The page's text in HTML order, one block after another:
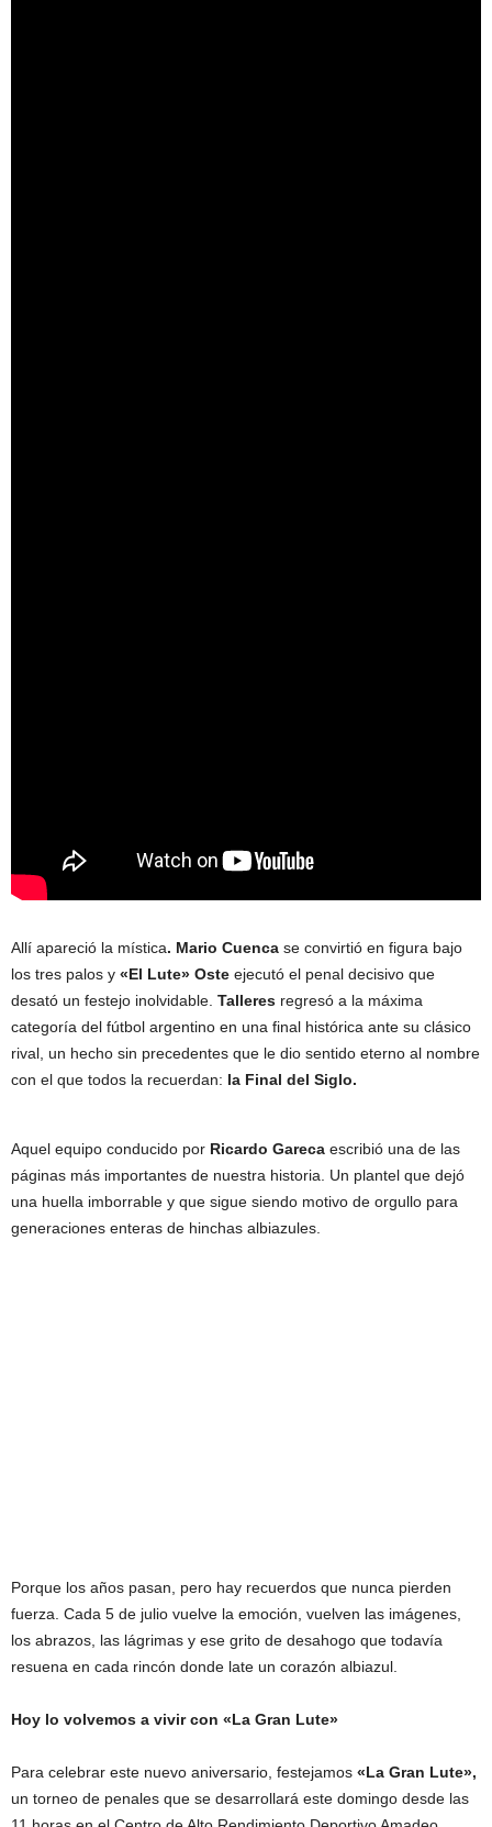
Allí apareció la mística. Mario Cuenca se convirtió en figura bajo
los tres palos y «El Lute» Oste ejecutó el penal decisivo que
desató un festejo inolvidable. Talleres regresó a la máxima
categoría del fútbol argentino en una final histórica ante su clásico
rival, un hecho sin precedentes que le dio sentido eterno al nombre
con el que todos la recuerdan: la Final del Siglo.
Aquel equipo conducido por Ricardo Gareca escribió una de las
páginas más importantes de nuestra historia. Un plantel que dejó
una huella imborrable y que sigue siendo motivo de orgullo para
generaciones enteras de hinchas albiazules.
Porque los años pasan, pero hay recuerdos que nunca pierden
fuerza. Cada 5 de julio vuelve la emoción, vuelven las imágenes,
los abrazos, las lágrimas y ese grito de desahogo que todavía
resuena en cada rincón donde late un corazón albiazul.
Hoy lo volvemos a vivir con «La Gran Lute»
Para celebrar este nuevo aniversario, festejamos «La Gran Lute»,
un torneo de penales que se desarrollará este domingo desde las